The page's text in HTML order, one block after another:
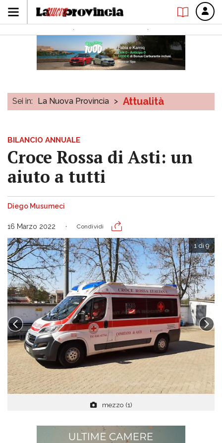
Sei in: La Nuova Provincia > Attualità
BILANCIO ANNUALE
Croce Rossa di Asti: un
aiuto a tutti
Diego Musumeci
16 Marzo 2022 Condividi
mezzo (1)
1 di 9